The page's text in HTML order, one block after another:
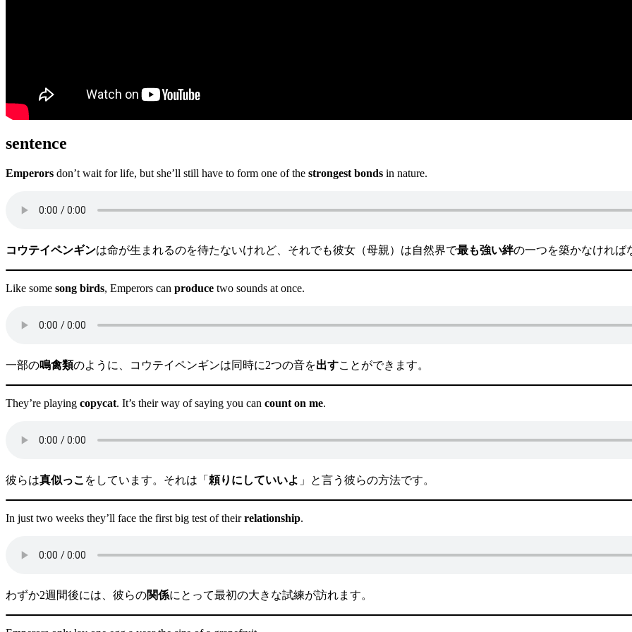
sentence
Emperors don’t wait for life, but she’ll still have to form one of the strongest bonds in nature.
コウテイペンギンは命が生まれるのを待たないけれど、それでも彼女（母親）は自然界で最も強い絆の一つを築かなければ
Like some song birds, Emperors can produce two sounds at once.
一部の鳴禽類のように、コウテイペンギンは同時に2つの音を出すことができます。
They’re playing copycat. It’s their way of saying you can count on me.
彼らは真似っこ をしています。それは「 頼りにしていいよ 」と言う彼らの方法です。
In just two weeks they’ll face the first big test of theirrelationship.
わずか2週間後には、彼らの関係にとって最初の大きな試練が訪れます。